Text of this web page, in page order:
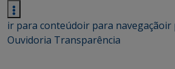
ir para conteúdoir para navegaçãoir
Ouvidoria Transparência